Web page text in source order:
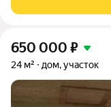
3 комнаты,
650 000 ₽
24 м² дом, участок